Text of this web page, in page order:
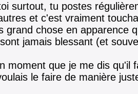
surtout, tu postes
et c'est vraiment
grand chose en apparence
jamais blessant (et
moment que je me dis qu'il
le faire de manière